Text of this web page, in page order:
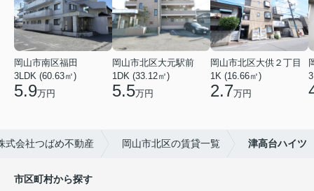
岡山市南区福田
3LDK (60.63㎡)
5.9万円
岡山市北区大元駅前
1DK (33.12㎡)
5.5万円
岡山市北区大供２丁目
1K (16.66㎡)
2.7万円
式会社つばめ不動産 岡山市北区の賃貸一覧 津高台ハイツ
市区町村から探す